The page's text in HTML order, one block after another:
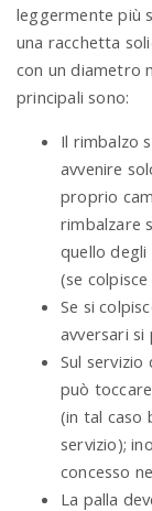
leggermente più
una racchetta
con un diametro
principali sono:
Il rimbalzo
avvenire
proprio
rimbalzare
quello
(se
Se si
avversari si
Sul servizio
può
(in tal caso
servizio);
concesso
La palla